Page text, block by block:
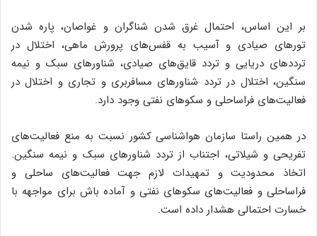
بر این اساس، احتمال غرق شدن شناگران و غواصان، پاره شدن
تورهای صیادی و آسیب به قفس‌های پرورش ماهی، اختلال در
ترددهای دریایی و تردد قایق‌های صیادی، شناورهای سبک و نیمه
سنگین، اختلال در تردد شناورهای مسافربری و تجاری و اختلال در
فعالیت‌های فراساحلی و سکوهای نفتی وجود دارد.
در همین راستا سازمان هواشناسی کشور نسبت به منع فعالیت‌های
تفریحی و شیلاتی، اجتناب از تردد شناورهای سبک و نیمه سنگین.
اتخاذ محدودیت و تمهیدات لازم جهت فعالیت‌های ساحلی و
فراساحلی و فعالیت‌های سکوهای نفتی و آماده باش برای مواجهه با
خسارت احتمالی هشدار داده است.